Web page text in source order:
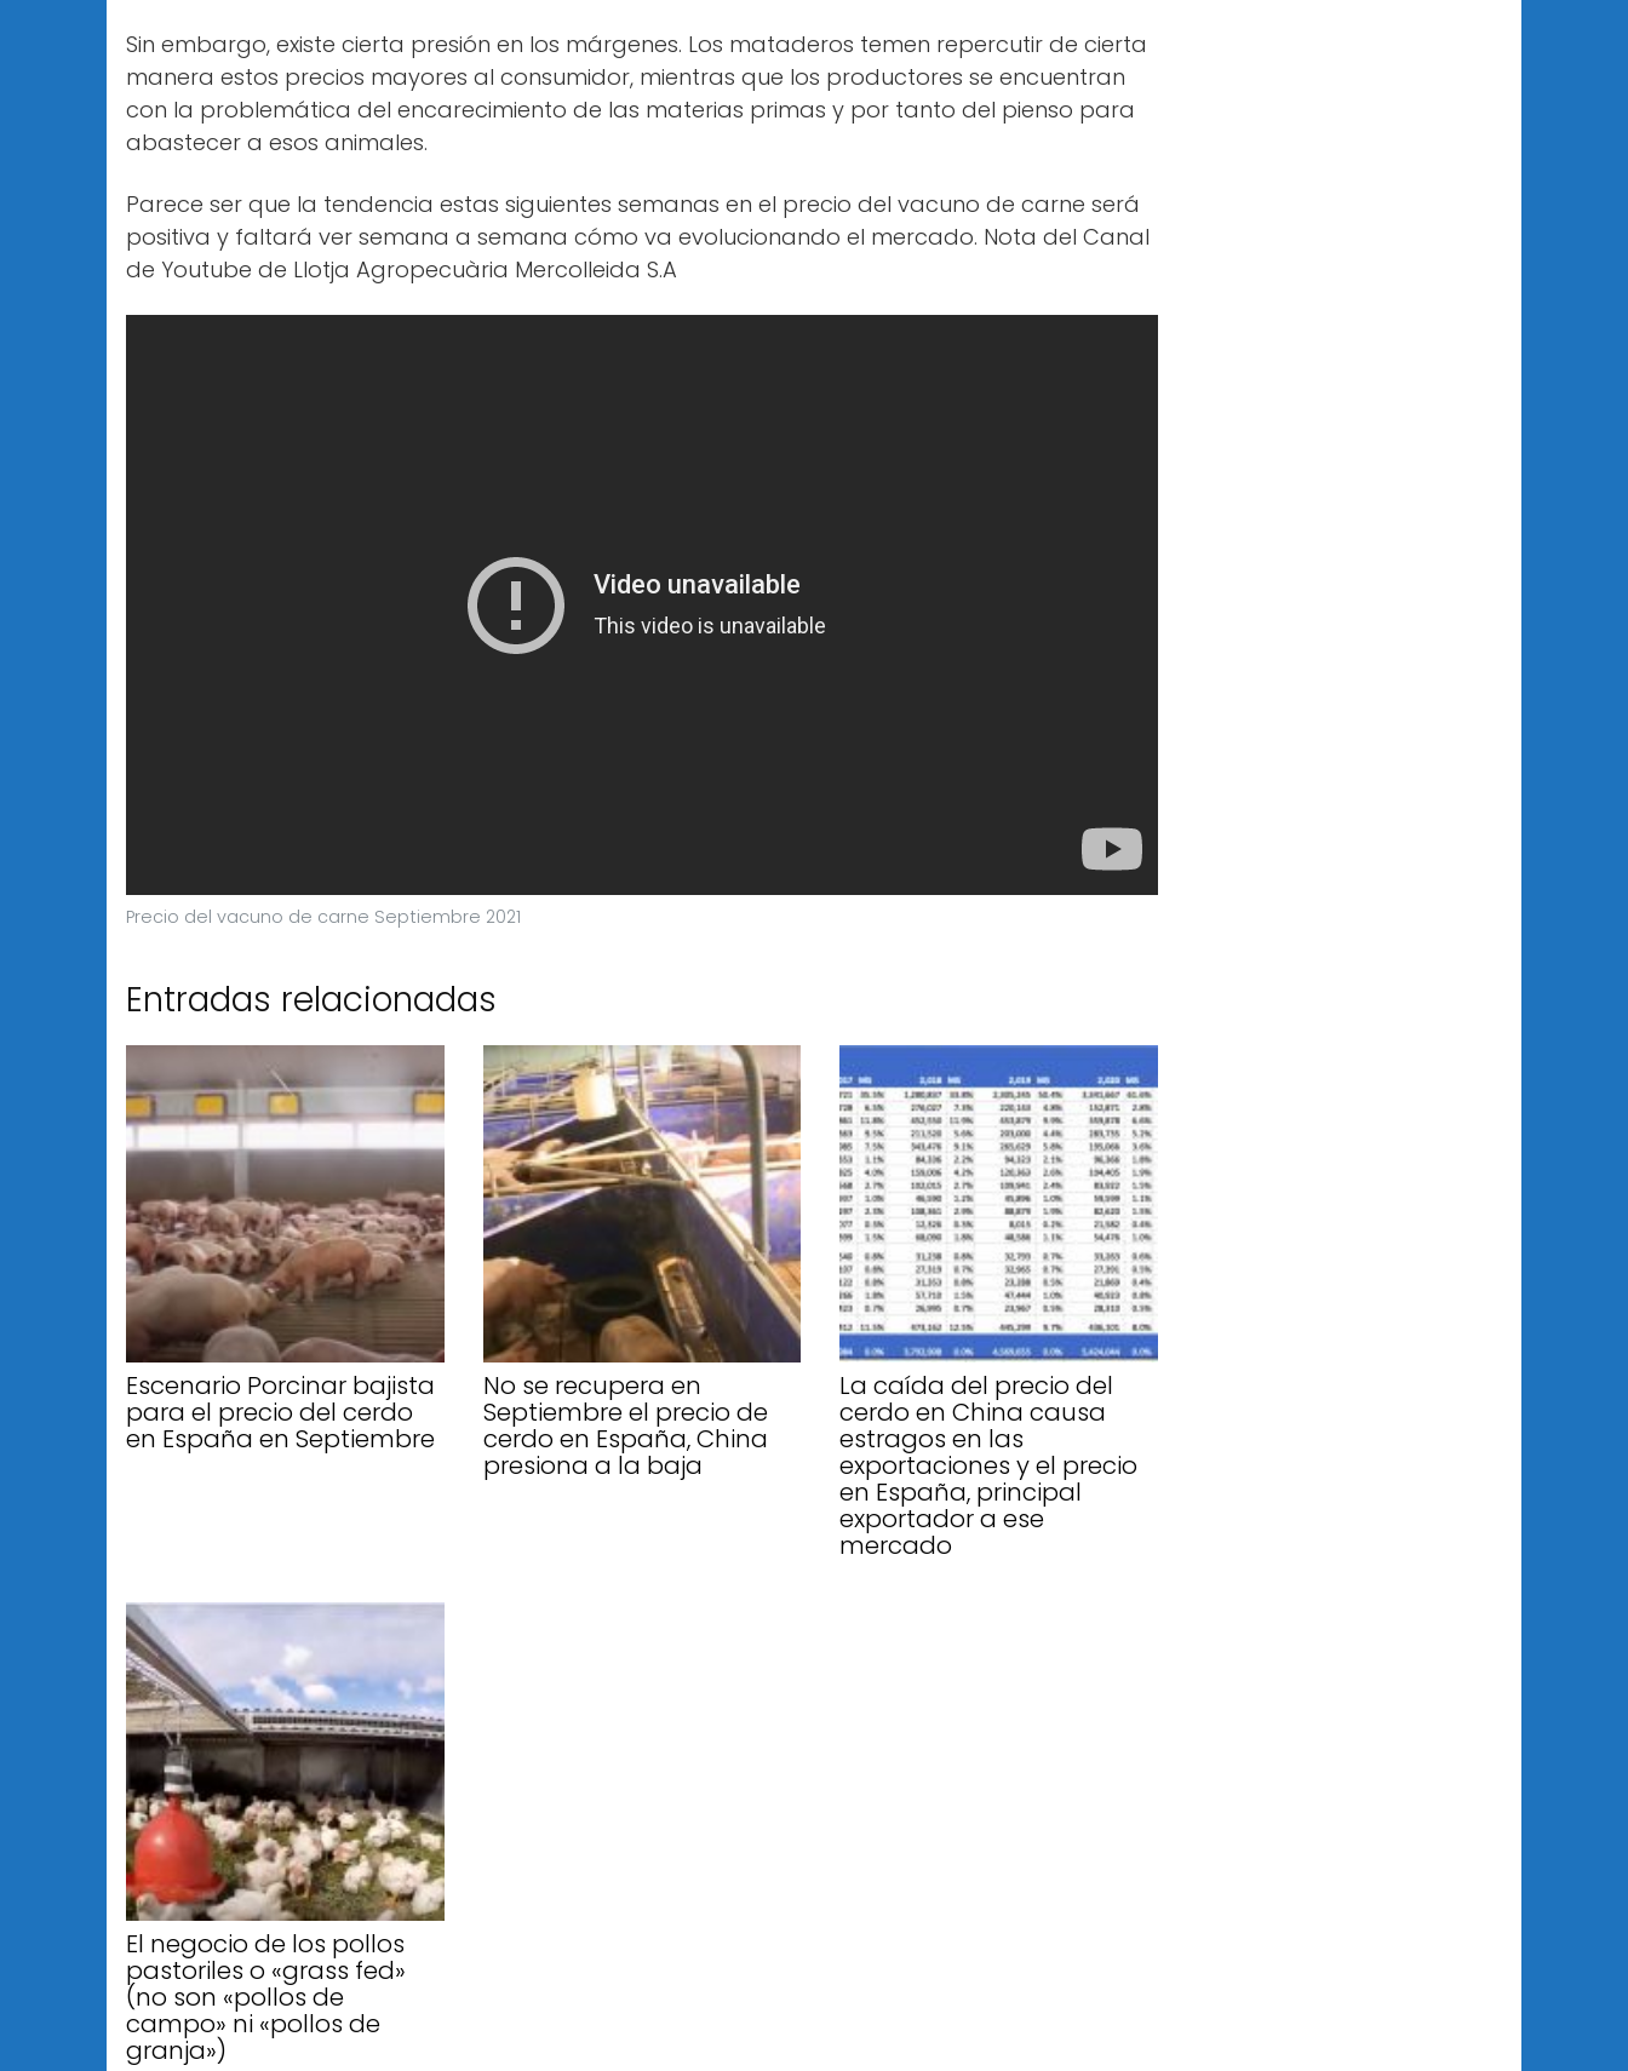
Sin embargo, existe cierta presión en los márgenes. Los mataderos temen repercutir de cierta
manera estos precios mayores al consumidor, mientras que los productores se encuentran
con la problemática del encarecimiento de las materias primas y por tanto del pienso para
abastecer a esos animales.
Parece ser que la tendencia estas siguientes semanas en el precio del vacuno de carne será
positiva y faltará ver semana a semana cómo va evolucionando el mercado. Nota del Canal
de Youtube de Llotja Agropecuària Mercolleida S.A
Precio del vacuno de carne Septiembre 2021
Entradas relacionadas
Escenario Porcinar bajista
para el precio del cerdo
en España en Septiembre
No se recupera en
Septiembre el precio de
cerdo en España, China
presiona a la baja
La caída del precio del
cerdo en China causa
estragos en las
exportaciones y el precio
en España, principal
exportador a ese
mercado
El negocio de los pollos
pastoriles o «grass fed»
(no son «pollos de
campo» ni «pollos de
granja»)